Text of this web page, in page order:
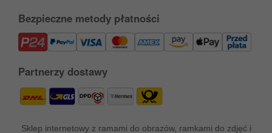
Bezpieczne metody płatności
Partnerzy dostawy
Sklep internetowy z ramami do obrazów, ramkami do zdjęć i